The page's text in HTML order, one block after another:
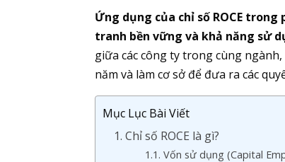
Ứng dụng của chỉ số ROCE
tranh bền vững và khả năng sử
giữa các công ty trong cùng
năm và làm cơ sở để đưa ra các
Mục Lục Bài Viết
1. Chỉ số ROCE là gì?
1.1. Vốn sử dụng (Capital